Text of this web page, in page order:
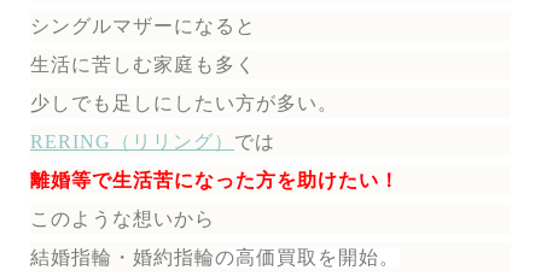
シングルマザーになると
生活に苦しむ家庭も多く
少しでも足しにしたい方が多い。
RERING（リリング） では
離婚等で生活苦になった方を助けたい！
このような想いから
結婚指輪・婚約指輪の高価買取を開始。